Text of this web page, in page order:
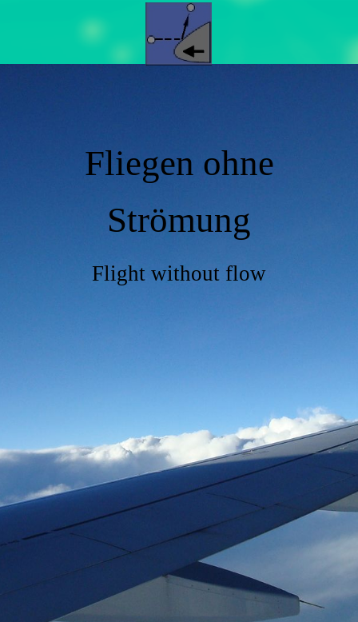
Fliegen ohne
Strömung
Flight without flow